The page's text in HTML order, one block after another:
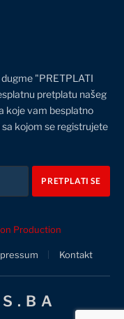
"PRETPLATI
pretplatu našeg
koje vam besplatno
kojom se registrujete
Production
Kontakt